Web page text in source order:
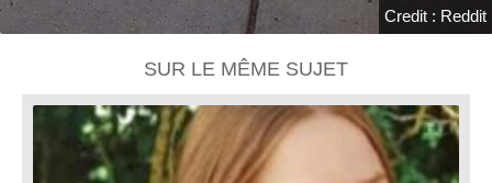
Credit : Reddit
SUR LE MÊME SUJET